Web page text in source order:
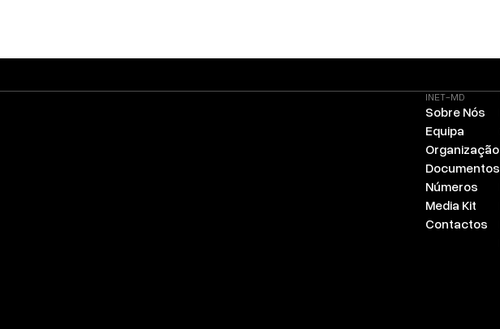
INET-MD
Sobre Nós
Equipa
Organização
Documentos
Números
Media Kit
Contactos